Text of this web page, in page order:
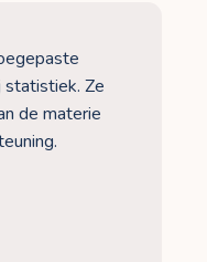
statistiek. Ze
de materie